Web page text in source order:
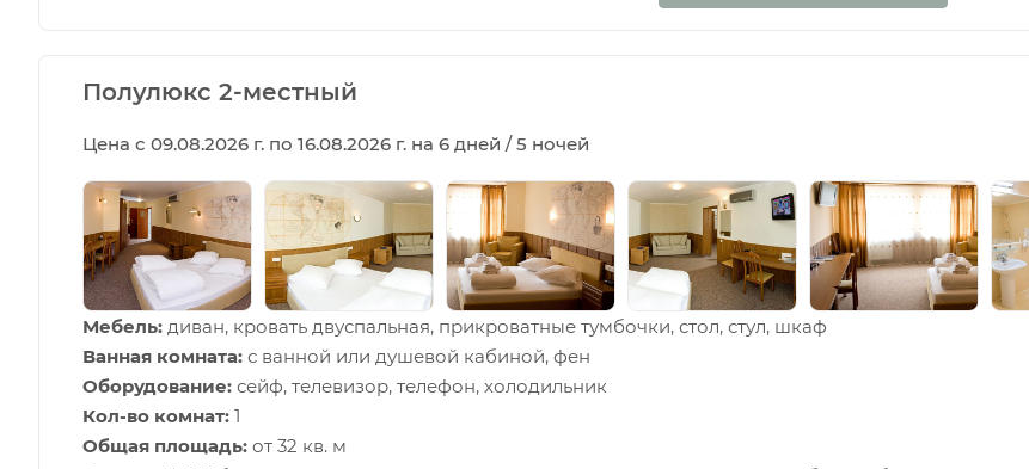
Полулюкс 2-местный
Цена с 09.08.2026 г. по 16.08.2026 г. на 6 дней / 5 ночей
Мебель: диван, кровать двуспальная, прикроватные тумбочки, стол, стул, шкаф
Ванная комната: с ванной или душевой кабиной, фен
Оборудование: сейф, телевизор, телефон, холодильник
Кол-во комнат: 1
Общая площадь: от 32 кв. м